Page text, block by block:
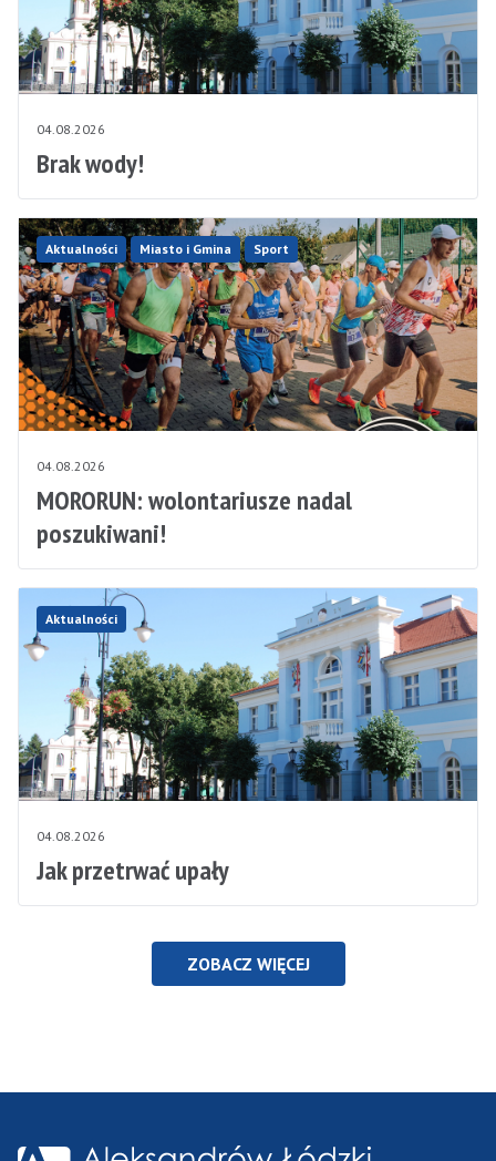
04.08.2026
Brak wody!
Aktualności Miasto i Gmina Sport
04.08.2026
MORORUN: wolontariusze nadal
poszukiwani!
Aktualności
04.08.2026
Jak przetrwać upały
ZOBACZ WIĘCEJ